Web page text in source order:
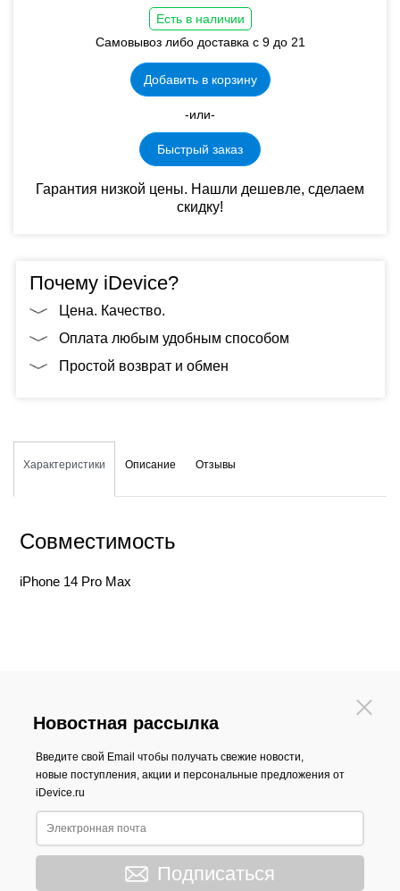
Есть в наличии
Самовывоз либо доставка с 9 до 21
Добавить в корзину
-или-
Быстрый заказ
Гарантия низкой цены. Нашли дешевле, сделаем
скидку!
Почему iDevice?
Цена. Качество.
Оплата любым удобным способом
Простой возврат и обмен
Описание
Характеристики Отзывы
Совместимость
iPhone 14 Pro Max
Новостная рассылка
Введите свой Email чтобы получать свежие новости,
новые поступления, акции и персональные предложения от
iDevice.ru
Подписаться